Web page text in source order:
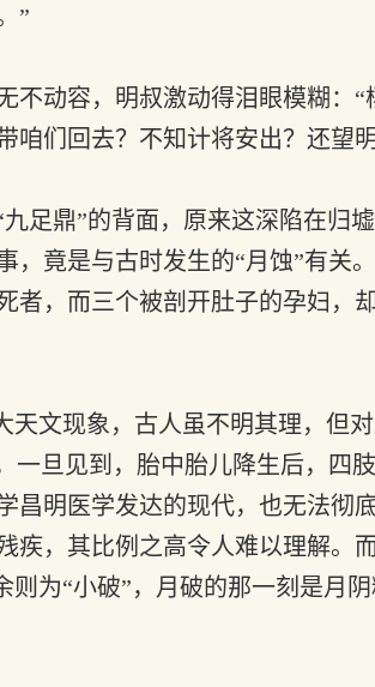
”
动容，明叔激动得泪眼模糊：
咱们回去？不知计将安出？还
足鼎”的背面，原来这深陷在归
，竟是与古时发生的“月蚀”有关
者，而三个被剖开肚子的孕妇，
天文现象，古人虽不明其理，但
一旦见到，胎中胎儿降生后，四
昌明医学发达的现代，也无法彻
疾，其比例之高令人难以理解。
则为“小破”，月破的那一刻是月